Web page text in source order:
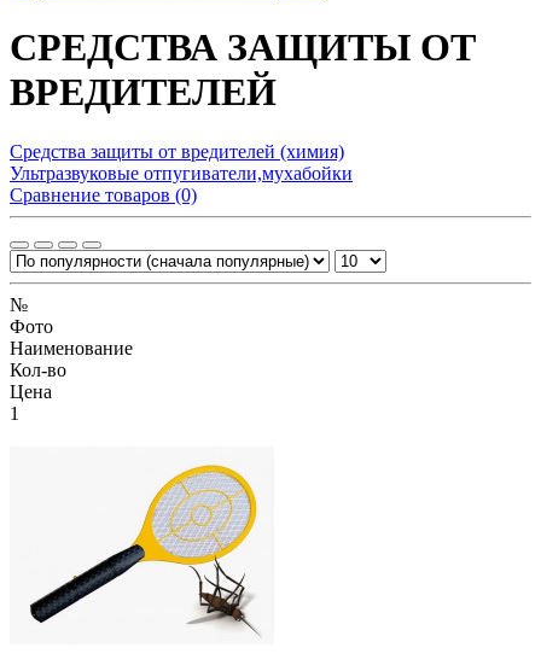
СРЕДСТВА ЗАЩИТЫ ОТ
ВРЕДИТЕЛЕЙ
Средства защиты от вредителей (химия)
Ультразвуковые отпугиватели,мухабойки
Сравнение товаров (0)
№
Фото
Наименование
Кол-во
Цена
1